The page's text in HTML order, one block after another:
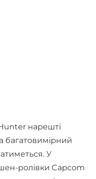
нарешті
багатовимірний
У
ролівки Capcom